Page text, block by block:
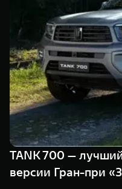
TANK 500
Веди за собой
от 6 499 000 ₽
Корпоративным
TANK ФИНАНСЫ
TANK Кредит
TANK Лизинг
TANK Страхование
Специальные
Моторные масла
ЦИФРОВЫЕ СЕРВИСЫ TANK
Цифровые сервисы
Подписки
TANK 700 —
версии Гран-при